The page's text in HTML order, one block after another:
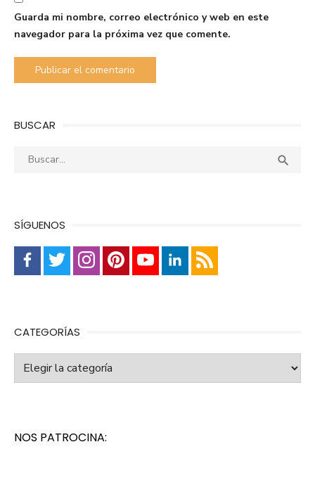
Guarda mi nombre, correo electrónico y web en este
navegador para la próxima vez que comente.
BUSCAR
Buscar: 
SÍGUENOS
CATEGORÍAS
Categorías
NOS PATROCINA: